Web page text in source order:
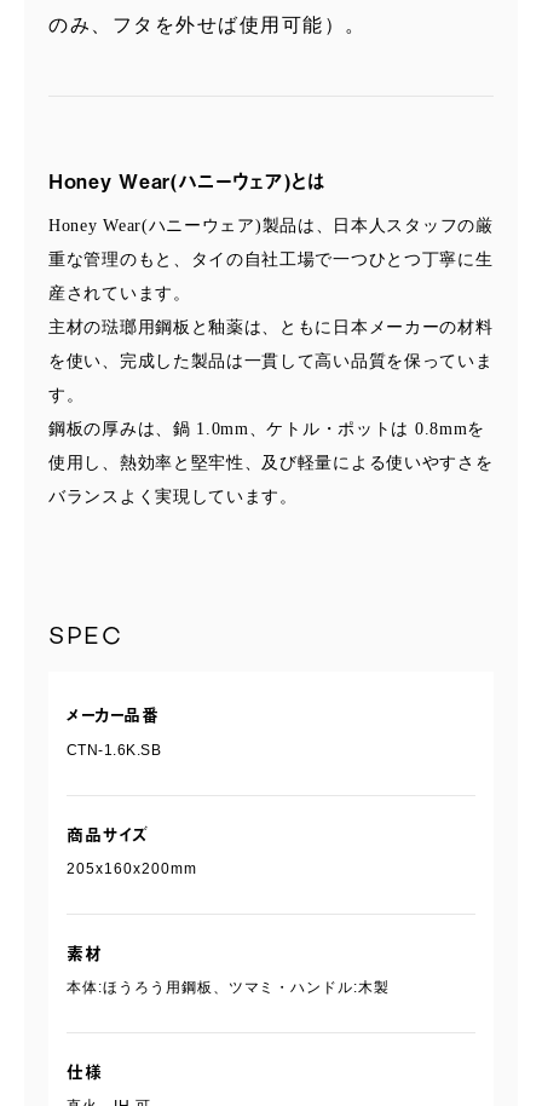
のみ、フタを外せば使用可能）。
Honey Wear(ハニーウェア)とは
Honey Wear(ハニーウェア)製品は、日本人スタッフの厳
重な管理のもと、タイの自社工場で一つひとつ丁寧に生
産されています。
主材の琺瑯用鋼板と釉薬は、ともに日本メーカーの材料
を使い、完成した製品は一貫して高い品質を保っていま
す。
鋼板の厚みは、鍋 1.0mm、ケトル・ポットは 0.8mmを
使用し、熱効率と堅牢性、及び軽量による使いやすさを
バランスよく実現しています。
SPEC
メーカー品番
CTN-1.6K.SB
商品サイズ
205x160x200mm
素材
本体:ほうろう用鋼板、ツマミ・ハンドル:木製
仕様